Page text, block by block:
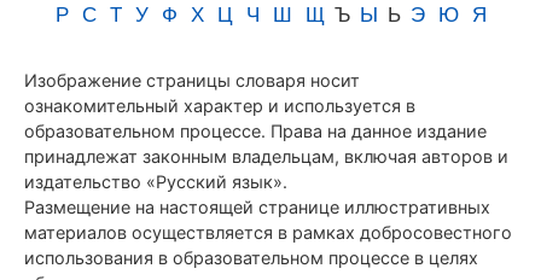
Р С Т У Ф Х Ц Ч Ш Щ Ъ Ы Ь Э Ю Я
Изображение страницы словаря носит
ознакомительный характер и используется в
образовательном процессе. Права на данное издание
принадлежат законным владельцам, включая авторов и
издательство «Русский язык».
Размещение на настоящей странице иллюстративных
материалов осуществляется в рамках добросовестного
использования в образовательном процессе в целях